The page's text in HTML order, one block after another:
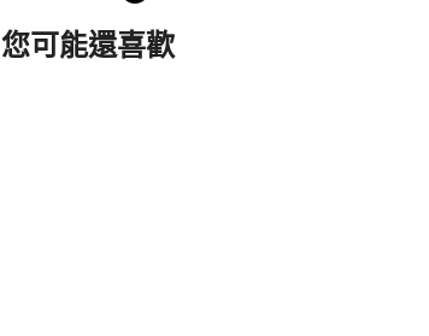
您可能還喜歡